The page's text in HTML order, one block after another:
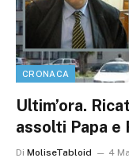
CRONACA
Ultim’ora.
assolti Papa e
Di MoliseTabloid 4